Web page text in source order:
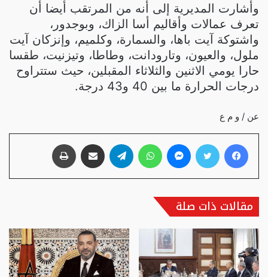
وأشارت المديرية إلى أنه من المرتقب أيضا أن
تعرف عمالات وأقاليم أسا الزاك، وبوجدور،
واشتوكة آيت باها، والسمارة، وكلميم، وإنزكان آيت
ملول، والعيون، وتارودانت، وطاطا، وتيزنيت، طقسا
حارا يومي الاثنين والثلاثاء المقبلين، حيث ستتراوح
درجات الحرارة ما بين 40 و43 درجة.
عن / و م ع
فيسبوك تويتر ماسنجر واتساب تيلقرام مشاركة عبر البريد
مقالات ذات صلة